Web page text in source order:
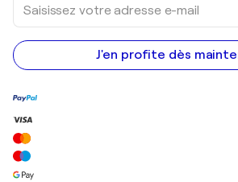
votre
adresse
e-
mail
J'en profite dès